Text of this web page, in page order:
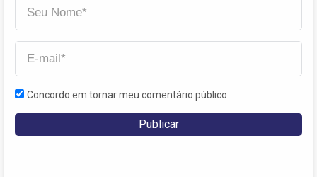
Concordo em tornar meu comentário público